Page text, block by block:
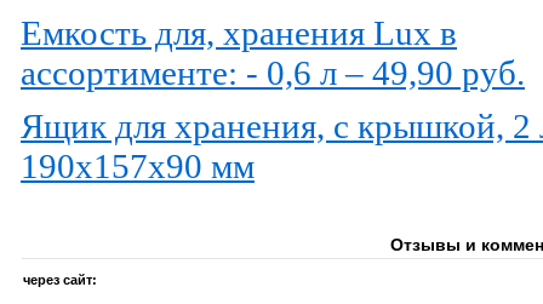
Емкость для, хранения Lux в
ассортименте: - 0,6 л – 49,90 руб.
Ящик для хранения, с крышкой, 2
190х157х90 мм
Отзывы и
через сайт: